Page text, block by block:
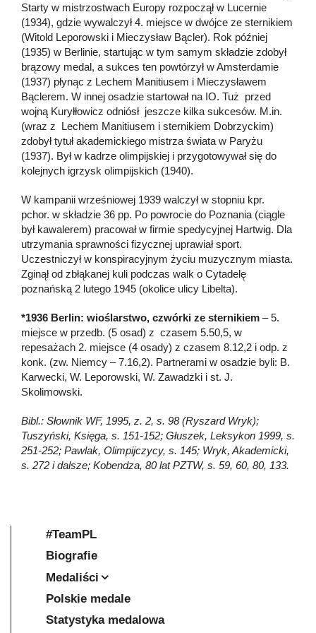
Starty w mistrzostwach Europy rozpoczął w Lucernie
(1934), gdzie wywalczył 4. miejsce w dwójce ze sternikiem
(Witold Leporowski i Mieczysław Bącler). Rok później
(1935) w Berlinie, startując w tym samym składzie zdobył
brązowy medal, a sukces ten powtórzył w Amsterdamie
(1937) płynąc z Lechem Manitiusem i Mieczysławem
Bąclerem. W innej osadzie startował na IO. Tuż przed
wojną Kuryłłowicz odniósł jeszcze kilka sukcesów. M.in.
(wraz z Lechem Manitiusem i sternikiem Dobrzyckim)
zdobył tytuł akademickiego mistrza świata w Paryżu
(1937). Był w kadrze olimpijskiej i przygotowywał się do
kolejnych igrzysk olimpijskich (1940).
W kampanii wrześniowej 1939 walczył w stopniu kpr.
pchor. w składzie 36 pp. Po powrocie do Poznania (ciągle
był kawalerem) pracował w firmie spedycyjnej Hartwig. Dla
utrzymania sprawności fizycznej uprawiał sport.
Uczestniczył w konspiracyjnym życiu muzycznym miasta.
Zginął od zbłąkanej kuli podczas walk o Cytadelę
poznańską 2 lutego 1945 (okolice ulicy Libelta).
*1936 Berlin: wioślarstwo, czwórki ze sternikiem – 5.
miejsce w przedb. (5 osad) z czasem 5.50,5, w
repesażach 2. miejsce (4 osady) z czasem 8.12,2 i odp. z
konk. (zw. Niemcy – 7.16,2). Partnerami w osadzie byli: B.
Karwecki, W. Leporowski, W. Zawadzki i st. J.
Skolimowski.
Bibl.: Słownik WF, 1995, z. 2, s. 98 (Ryszard Wryk);
Tuszyński, Księga, s. 151-152; Głuszek, Leksykon 1999, s.
251-252; Pawlak, Olimpijczycy, s. 145; Wryk, Akademicki,
s. 272 i dalsze; Kobendza, 80 lat PZTW, s. 59, 60, 80, 133.
#TeamPL
Biografie
Medaliści
Polskie medale
Statystyka medalowa